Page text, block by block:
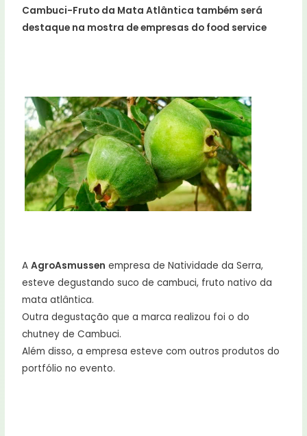
Cambuci-Fruto da Mata Atlântica também será
destaque na mostra de empresas do food service
AAgroAsmussen empresa de Natividade da Serra,
esteve degustando suco de cambuci, fruto nativo da
mata atlântica.
Outra degustação que a marca realizou foi o do
chutney de Cambuci.
Além disso, a empresa esteve com outros produtos do
portfólio no evento.